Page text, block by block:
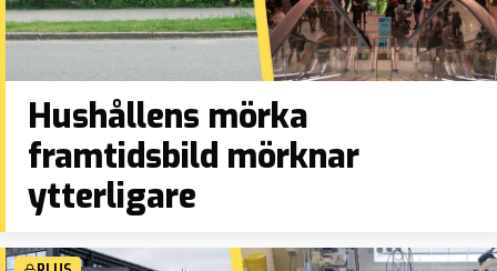
Hushållens mörka
framtidsbild mörknar
ytterligare